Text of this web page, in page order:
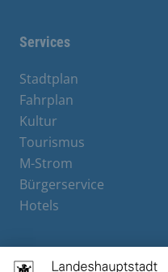
Services
Stadtplan
Fahrplan
Kultur
Tourismus
M-Strom
Bürgerservice
Hotels
Contact